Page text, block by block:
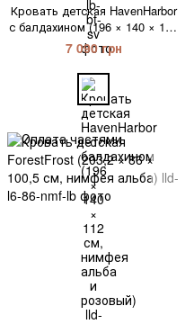
Кровать детская HavenHarbor
с балдахином (196 × 140 × 112
см, нимфея альба и розовый)
7 090 грн